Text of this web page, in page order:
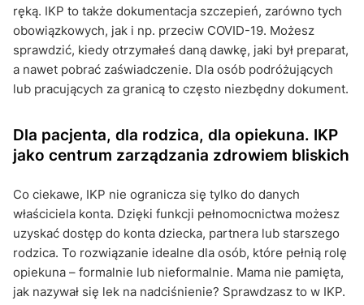
ręką. IKP to także dokumentacja szczepień, zarówno tych
obowiązkowych, jak i np. przeciw COVID-19. Możesz
sprawdzić, kiedy otrzymałeś daną dawkę, jaki był preparat,
a nawet pobrać zaświadczenie. Dla osób podróżujących
lub pracujących za granicą to często niezbędny dokument.
Dla pacjenta, dla rodzica, dla opiekuna. IKP
jako centrum zarządzania zdrowiem bliskich
Co ciekawe, IKP nie ogranicza się tylko do danych
właściciela konta. Dzięki funkcji pełnomocnictwa możesz
uzyskać dostęp do konta dziecka, partnera lub starszego
rodzica. To rozwiązanie idealne dla osób, które pełnią rolę
opiekuna – formalnie lub nieformalnie. Mama nie pamięta,
jak nazywał się lek na nadciśnienie? Sprawdzasz to w IKP.